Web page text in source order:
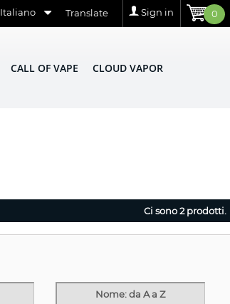
0
Sign in
Translate
Italiano
CALL OF VAPE CLOUD VAPOR
Ci sono 2 prodotti.
Nome: da A a Z